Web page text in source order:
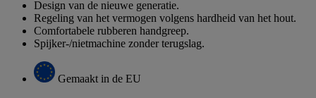
Design van de nieuwe generatie.
Regeling van het vermogen volgens hardheid van het hout.
Comfortabele rubberen handgreep.
Spijker-/nietmachine zonder terugslag.
Gemaakt in de EU